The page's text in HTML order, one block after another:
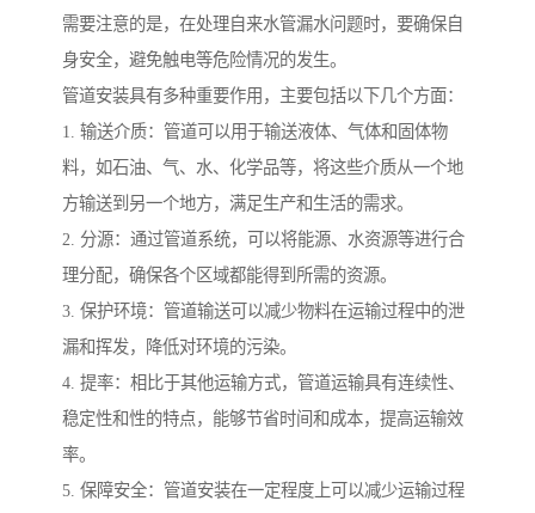
需要注意的是，在处理自来水管漏水问题时，要确保自
身安全，避免触电等危险情况的发生。
管道安装具有多种重要作用，主要包括以下几个方面：
1. 输送介质：管道可以用于输送液体、气体和固体物
料，如石油、气、水、化学品等，将这些介质从一个地
方输送到另一个地方，满足生产和生活的需求。
2. 分源：通过管道系统，可以将能源、水资源等进行合
理分配，确保各个区域都能得到所需的资源。
3. 保护环境：管道输送可以减少物料在运输过程中的泄
漏和挥发，降低对环境的污染。
4. 提率：相比于其他运输方式，管道运输具有连续性、
稳定性和性的特点，能够节省时间和成本，提高运输效
率。
5. 保障安全：管道安装在一定程度上可以减少运输过程